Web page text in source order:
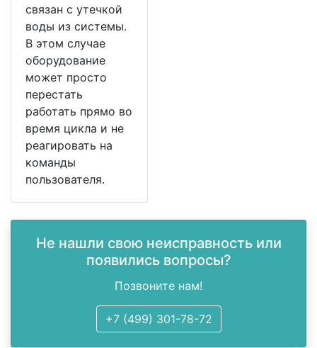
связан с утечкой
воды из системы.
В этом случае
оборудование
может просто
перестать
работать прямо во
время цикла и не
реагировать на
команды
пользователя.
Не нашли свою неисправность или
появились вопросы?
Позвоните нам!
+7 (499) 301-78-72